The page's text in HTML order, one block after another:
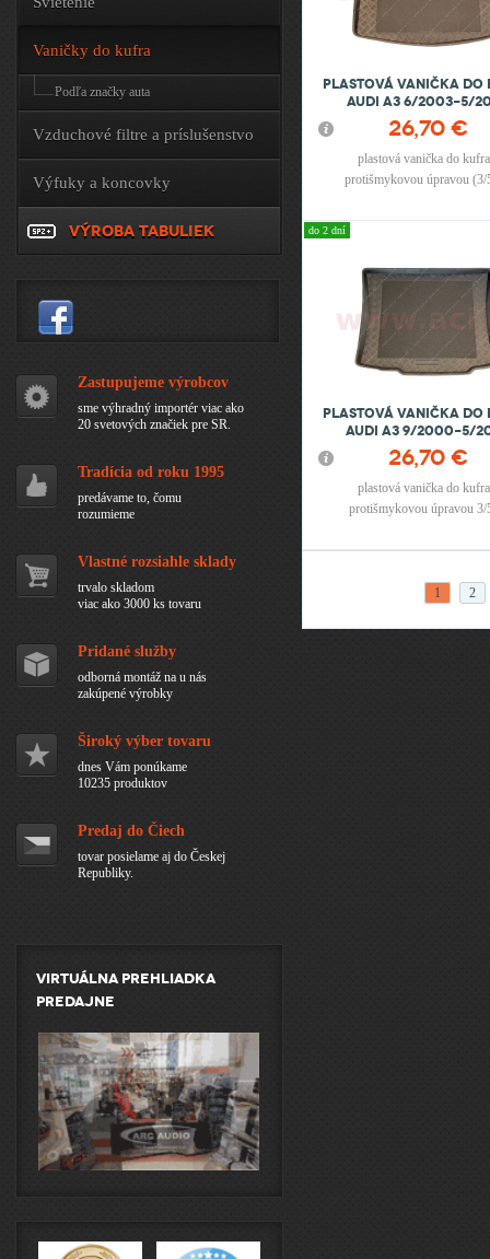
Plastová vanička
Audi A3 6/2003-5/
26,70 €
plastová vanička do
protišmykovou úpravou (3/
do 2 dní
Plastová vanička
Audi A3 9/2000-5/
26,70 €
plastová vanička do
protišmykovou úpravou 3/
1 2
Vaničky do kufra
Podľa značky auta
Vzduchové filtre a príslušenstvo
Výfuky a koncovky
VÝROBA TABULIEK
Zastupujeme výrobcov
sme výhradný importér viac ako
20 svetových značiek pre SR.
Tradícia od roku 1995
predávame to, čomu
rozumieme
Vlastné rozsiahle sklady
trvalo skladom
viac ako 3000 ks tovaru
Pridané služby
odborná montáž na u nás
zakúpené výrobky
Široký výber tovaru
dnes Vám ponúkame
10235 produktov
Predaj do Čiech
tovar posielame aj do Českej
Republiky.
Virtuálna prehliadka
predajne